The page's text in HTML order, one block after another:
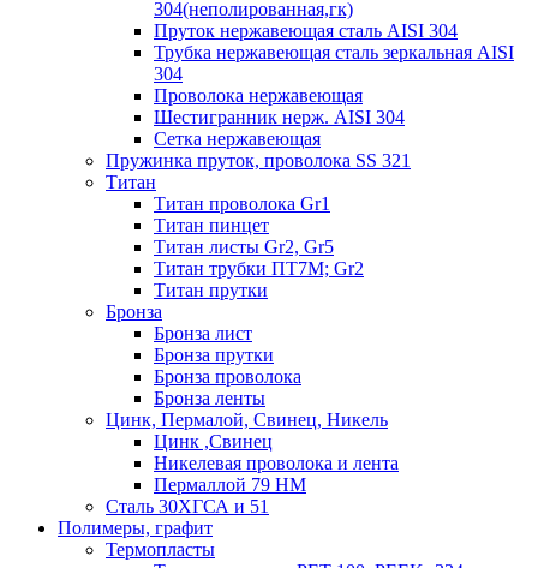
304(неполированная,гк)
Пруток нержавеющая сталь AISI 304
Трубка нержавеющая сталь зеркальная AISI
304
Проволока нержавеющая
Шестигранник нерж. AISI 304
Сетка нержавеющая
Пружинка пруток, проволока SS 321
Титан
Титан проволока Gr1
Титан пинцет
Титан листы Gr2, Gr5
Титан трубки ПТ7М; Gr2
Титан прутки
Бронза
Бронза лист
Бронза прутки
Бронза проволока
Бронза ленты
Цинк, Пермалой, Свинец, Никель
Цинк ,Свинец
Никелевая проволока и лента
Пермаллой 79 НМ
Сталь 30ХГСА и 51
Полимеры, графит
Термопласты